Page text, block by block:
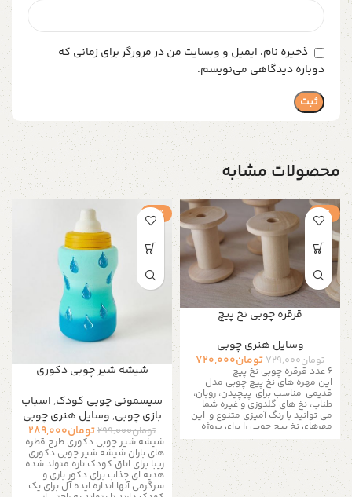
ذخیره نام، ایمیل و وبسایت من در مرورگر برای زمانی که
دوباره دیدگاهی می‌نویسم.
محصولات مشابه
-1%
قرقره چوبی نخ پیچ
وسایل هنری چوبی
تومان729,000تومان720,000
۶ عدد قرقره چوبی نخ پیچ
این مهره های نخ پیچ چوبی مدل
قدیمی مناسب برای پیچیدن، روبان،
طناب، نخ های گلدوزی و غیره شما
می توانید با رنگ آمیزی متنوع و این
مهرهای نخ پیچ چوبی را برای پروژه
های هنری و صنایع دستی استفاده
کنید این مجموعه برای بچه ها عالی
است تخیلت را محدود نکن! قبل از
خرید، لطفا توضیحات فروشگاه برای
محصولات و شرایط و ضوابط خرید
محصولا دست ساز را مطالعه کنید.
-3%
شیشه شیر چوبی دکوری
سیسمونی چوبی کودک, اسباب
بازی چوبی, وسایل هنری چوبی
تومان299,000تومان289,000
شیشه شیر چوبی دکوری طرح قطره
های باران شیشه شیر چوبی دکوری
زیبا برای اتاق کودک تازه متولد شده
هدیه ای جذاب برای دکور بازی و
سرگرمی آنها اندازه ایده آل برای یک